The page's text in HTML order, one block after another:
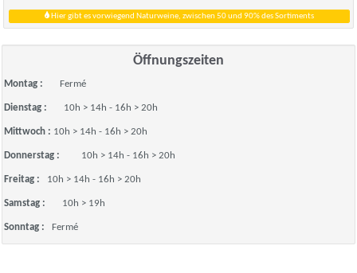
Hier gibt es vorwiegend Naturweine, zwischen 50 und 90% des Sortiments
Öffnungszeiten
Montag : Fermé
Dienstag : 10h > 14h - 16h > 20h
Mittwoch : 10h > 14h - 16h > 20h
Donnerstag : 10h > 14h - 16h > 20h
Freitag : 10h > 14h - 16h > 20h
Samstag : 10h > 19h
Sonntag : Fermé